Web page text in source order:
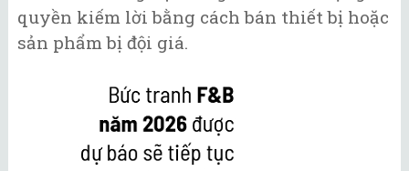
quyền kiếm lời bằng cách bán thiết bị hoặc
sản phẩm bị đội giá.